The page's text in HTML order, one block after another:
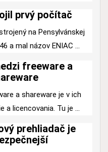
prvý počítač
na Pensylvánskej
a mal názov ENIAC ...
freeware a
a shareware je v ich
a licencovania. Tu je ...
prehliadač je